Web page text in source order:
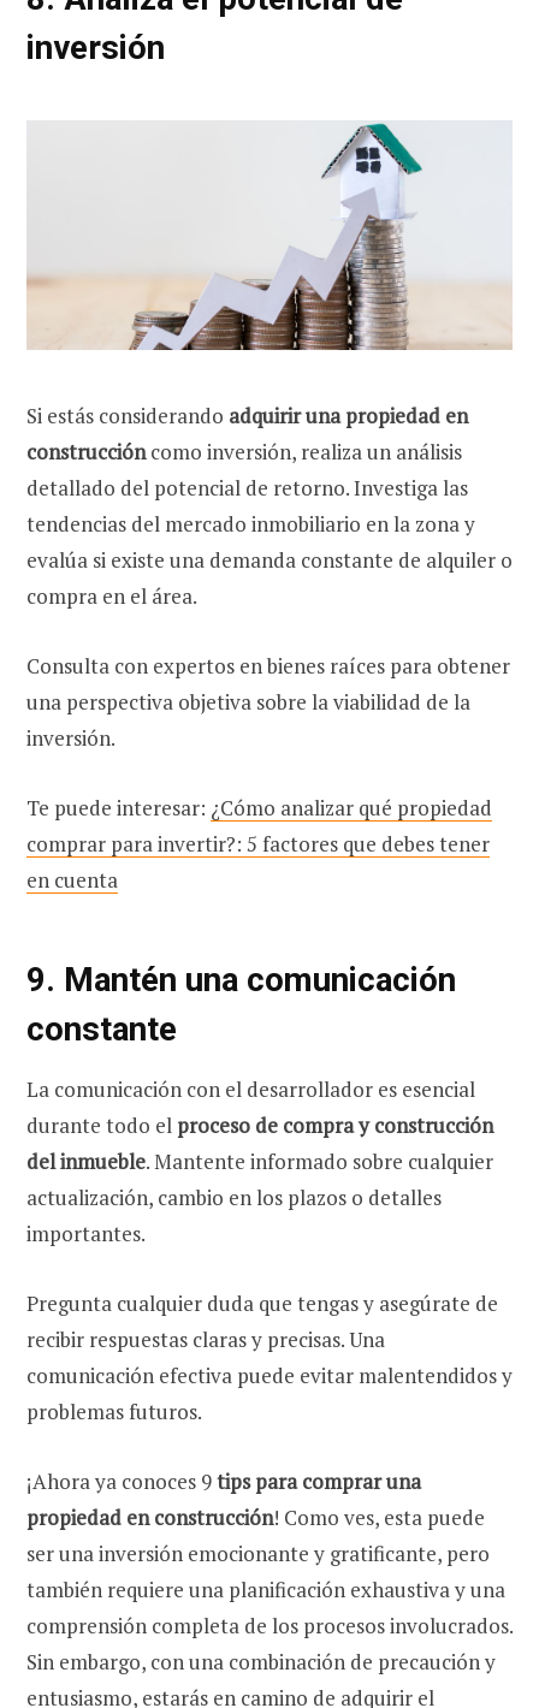
inversión
Si estás considerando adquirir una propiedad en
construccióncomo inversión, realiza un análisis
detallado del potencial de retorno. Investiga las
tendencias del mercado inmobiliario en la zona y
evalúa si existe una demanda constante de alquiler o
compra en el área.
Consulta con expertos en bienes raíces para obtener
una perspectiva objetiva sobre la viabilidad de la
inversión.
Te puede interesar: ¿Cómo analizar qué propiedad
comprar para invertir?: 5 factores que debes tener
en cuenta
9. Mantén una comunicación
constante
La comunicación con el desarrollador es esencial
durante todo el proceso de compra y construcción
del inmueble. Mantente informado sobre cualquier
actualización, cambio en los plazos o detalles
importantes.
Pregunta cualquier duda que tengas y asegúrate de
recibir respuestas claras y precisas. Una
comunicación efectiva puede evitar malentendidos y
problemas futuros.
¡Ahora ya conoces 9tips para comprar una
propiedad en construcción! Como ves, esta puede
ser una inversión emocionante y gratificante, pero
también requiere una planificación exhaustiva y una
comprensión completa de los procesos involucrados.
Sin embargo, con una combinación de precaución y
entusiasmo, estarás en camino de adquirir el